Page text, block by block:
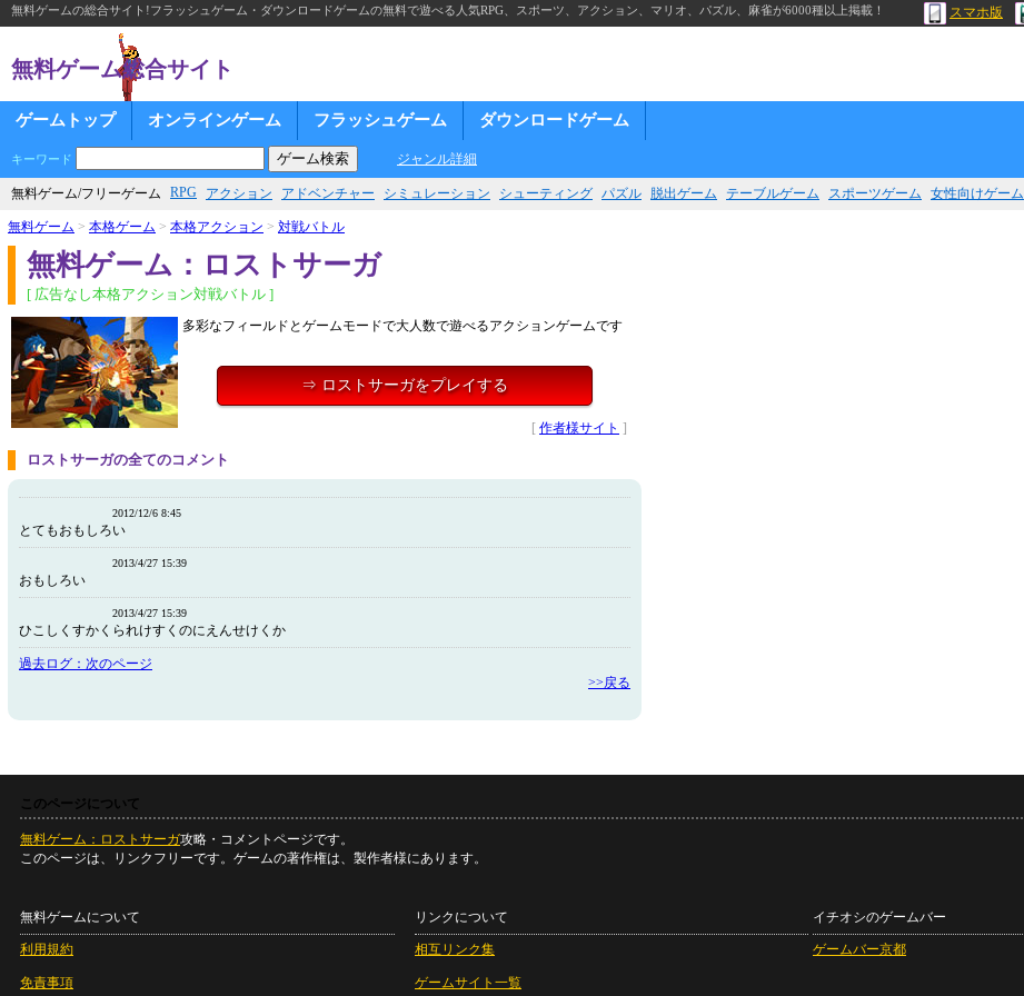
無料ゲームの総合サイト!フラッシュゲーム・ダウンロードゲームの無料で遊べる人気RPG、スポーツ、アクション、マリオ、パズル、麻雀が6000種以上掲載！ スマホ版
無料ゲーム総合サイト
ゲームトップ オンラインゲーム フラッシュゲーム ダウンロードゲーム
キーワード ジャンル詳細
無料ゲーム/フリーゲーム RPG アクション アドベンチャー シミュレーション シューティング パズル 脱出ゲーム テーブルゲーム スポーツゲーム 女性向けゲーム
無料ゲーム > 本格ゲーム > 本格アクション > 対戦バトル
無料ゲーム：ロストサーガ
[ 広告なし本格アクション対戦バトル ]
多彩なフィールドとゲームモードで大人数で遊べるアクションゲームです
⇒ ロストサーガをプレイする
[ 作者様サイト ]
ロストサーガの全てのコメント
2012/12/6 8:45
とてもおもしろい
2013/4/27 15:39
おもしろい
2013/4/27 15:39
ひこしくすかくられけすくのにえんせけくか
過去ログ：次のページ
>>戻る
このページについて
無料ゲーム：ロストサーガ攻略・コメントページです。
このページは、リンクフリーです。ゲームの著作権は、製作者様にあります。
無料ゲームについて
利用規約
免責事項
リンクについて
相互リンク集
ゲームサイト一覧
イチオシのゲームバー
ゲームバー京都